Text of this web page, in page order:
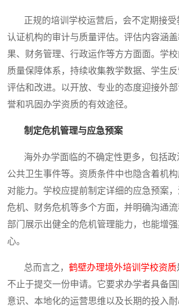
正规的培训学校运营后，会不定期接受
认证机构的审计与质量评估。评估内容涵
果、财务管理、行政运作等方方面面。学
质量保障体系，持续收集教学数据、学生
评估和改进。以开放、专业的态度迎接外
誉和巩固办学资质的有效途径。
制定危机管理与应急预案
海外办学面临的不确定性更多，包括政
公共卫生事件等。资质条件中也隐含着机
对能力。学校应提前制定详细的应急预案
危机、财务危机等多个方面，并明确沟通
部门展示出健全的危机管理能力，也能增
心。
总而言之， 鹤壁办理境外培训学校资质
不止于提交一份申请。它要求办学者具备
意识、本地化的运营思维以及长期的投入